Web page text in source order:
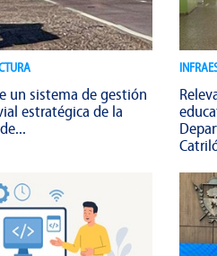
un sistema de gestión
estratégica de la